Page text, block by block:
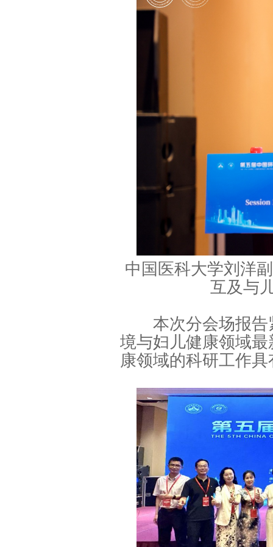
中国医科大学刘洋
互及与
本次分会场报告
境与妇儿健康领域
康领域的科研工作